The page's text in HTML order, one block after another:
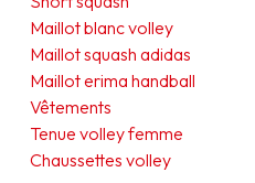
Maillot blanc volley
Maillot squash adidas
Maillot erima handball
Vêtements
Tenue volley femme
Chaussettes volley